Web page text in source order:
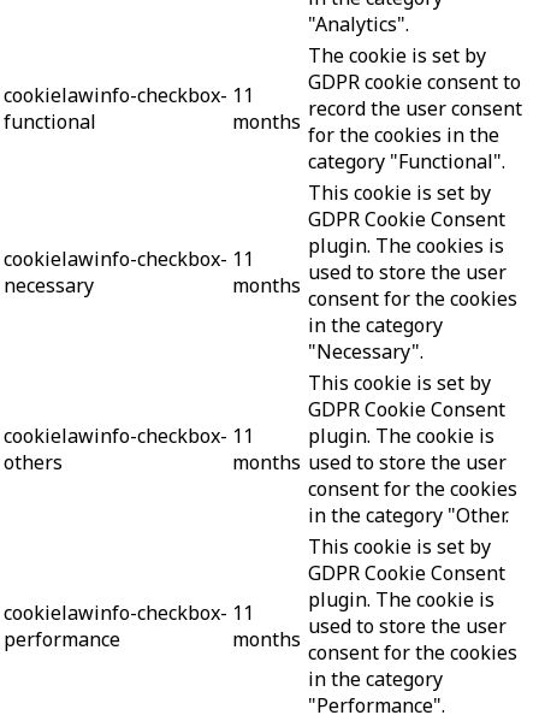
"Analytics".
cookielawinfo-checkbox-
functional
11
months
The cookie is set by
GDPR cookie consent to
record the user consent
for the cookies in the
category "Functional".
cookielawinfo-checkbox-
necessary
11
months
This cookie is set by
GDPR Cookie Consent
plugin. The cookies is
used to store the user
consent for the cookies
in the category
"Necessary".
cookielawinfo-checkbox-
others
11
months
This cookie is set by
GDPR Cookie Consent
plugin. The cookie is
used to store the user
consent for the cookies
in the category "Other.
cookielawinfo-checkbox-
performance
11
months
This cookie is set by
GDPR Cookie Consent
plugin. The cookie is
used to store the user
consent for the cookies
in the category
"Performance".